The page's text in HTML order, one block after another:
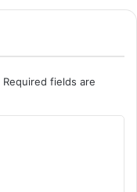
Required fields are